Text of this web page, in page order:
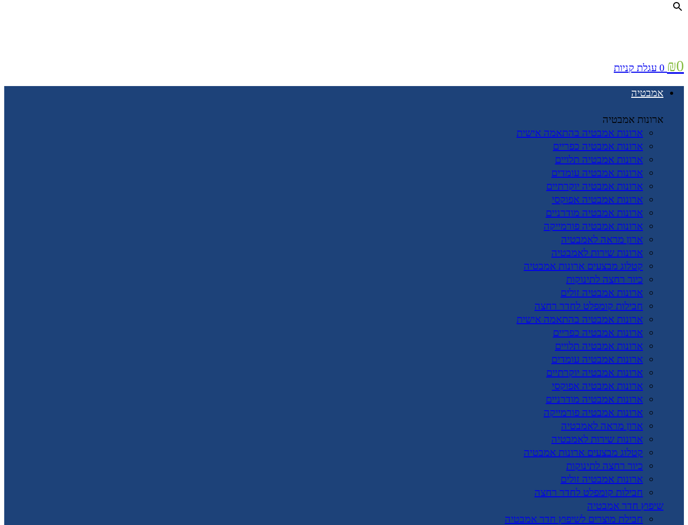
₪0
0 עגלת קניות
אמבטיה
ארונות אמבטיה
ארונות אמבטיה בהתאמה אישית
ארונות אמבטיה כפריים
ארונות אמבטיה תלויים
ארונות אמבטיה עומדים
ארונות אמבטיה יוקרתיים
ארונות אמבטיה אפוקסי
ארונות אמבטיה מודרניים
ארונות אמבטיה פורמייקה
ארון מראה לאמבטיה
ארונות שירות לאמבטיה
קטלוג מבצעים ארונות אמבטיה
כיור רחצה לתינוקות
ארונות אמבטיה זולים
חבילות קומפלט לחדר רחצה
ארונות אמבטיה בהתאמה אישית
ארונות אמבטיה כפריים
ארונות אמבטיה תלויים
ארונות אמבטיה עומדים
ארונות אמבטיה יוקרתיים
ארונות אמבטיה אפוקסי
ארונות אמבטיה מודרניים
ארונות אמבטיה פורמייקה
ארון מראה לאמבטיה
ארונות שירות לאמבטיה
קטלוג מבצעים ארונות אמבטיה
כיור רחצה לתינוקות
ארונות אמבטיה זולים
חבילות קומפלט לחדר רחצה
שיפוץ חדר אמבטיה
חבילת מוצרים לשיפוץ חדר אמבטיה